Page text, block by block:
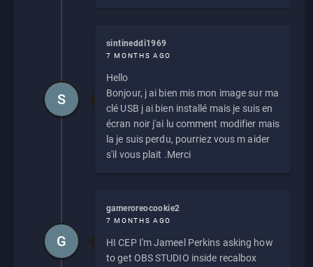
sintineddi1969
7 MONTHS AGO
Hello
Bonjour, j ai bien mis mon image sur ma
clé USB j ai bien installé mais je suis en
écran noir j'ai lu comment modifier mais
la je suis perdu, pourriez vous m aider
s'il vous plait .Merci
S
gameroreocookie2
7 MONTHS AGO
HI CEP I'm Jameel Perkins asking how
to get OBS STUDIO inside recalbox
G